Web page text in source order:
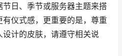
日、季节或服务器主题来搭
仪式感，更重要的是，尊重
计的皮肤，请遵守相关说